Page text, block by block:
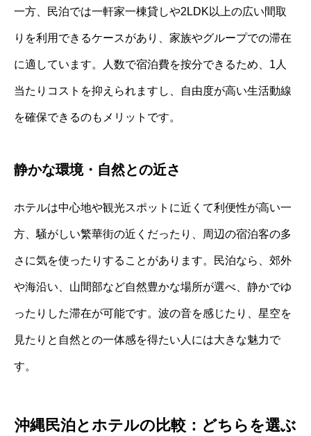
一方、民泊では一軒家一棟貸しや2LDK以上の広い間取
りを利用できるケースがあり、家族やグループでの滞在
に適しています。人数で宿泊費を按分できるため、1人
当たりコストを抑えられますし、自由度が高い生活動線
を確保できるのもメリットです。
静かな環境・自然との近さ
ホテルは中心地や観光スポットに近くて利便性が高い一
方、騒がしい繁華街の近くだったり、周辺の宿泊客の多
さに気を使ったりすることがあります。民泊なら、郊外
や海沿い、山間部など自然豊かな場所が選べ、静かでゆ
ったりした滞在が可能です。波の音を感じたり、星空を
見たりと自然との一体感を得たい人には大きな魅力で
す。
沖縄民泊とホテルの比較：どちらを選ぶ